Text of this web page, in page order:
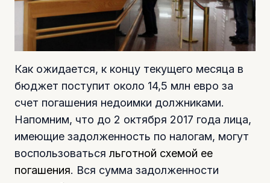
Как ожидается, к концу текущего месяца в
бюджет поступит около 14,5 млн евро за
счет погашения недоимки должниками.
Напомним, что до 2 октября 2017 года лица,
имеющие задолженность по налогам, могут
воспользоваться льготной схемой ее
погашения. Вся сумма задолженности